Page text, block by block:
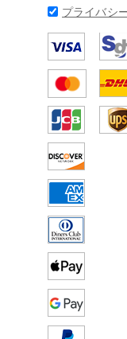
プライバシ